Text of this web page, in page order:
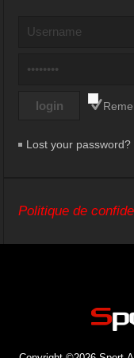
Lost your password?
Politique de